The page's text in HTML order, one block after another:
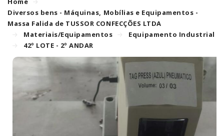
Máquinas
Diversos bens - Máquinas, Mobílias e Equipamentos -
Massa Falida de TUSSOR CONFECÇÕES LTDA
Materiais/Equipamentos
Equipamento Industrial
42º LOTE - 2º ANDAR